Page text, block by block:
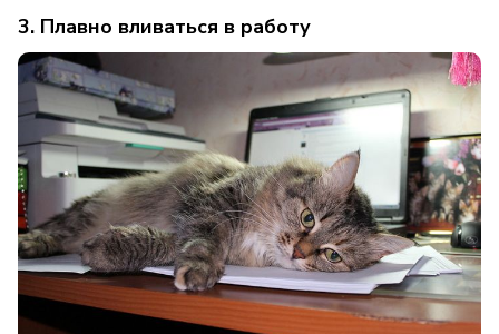
3. Плавно вливаться в работу